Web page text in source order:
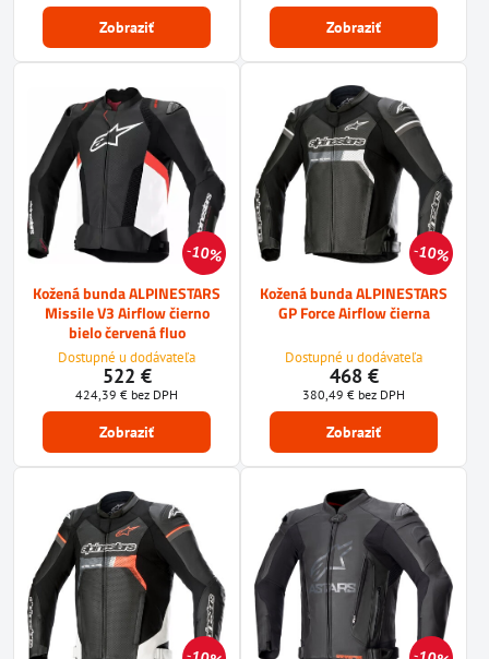
Zobraziť Zobraziť
10%
Kožená bunda ALPINESTARS
Missile V3 Airflow čierno
bielo červená fluo
Dostupné u dodávateľa
522 €
424,39 € bez DPH
Zobraziť
10%
Kožená bunda ALPINESTARS
GP Force Airflow čierna
Dostupné u dodávateľa
468 €
380,49 € bez DPH
Zobraziť